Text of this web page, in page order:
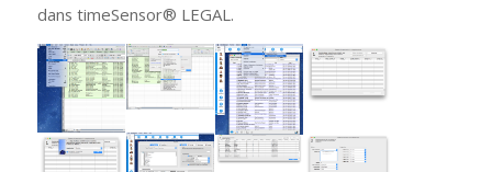
dans timeSensor® LEGAL.